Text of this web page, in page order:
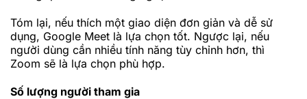
Tóm lại, nếu thích một giao diện đơn giản và dễ sử
dụng, Google Meet là lựa chọn tốt. Ngược lại, nếu
người dùng cần nhiều tính năng tùy chỉnh hơn, thì
Zoom sẽ là lựa chọn phù hợp.
Số lượng người tham gia